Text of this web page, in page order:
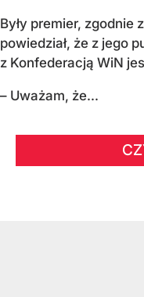
Były premier, zgodnie
powiedział, że z jego
z Konfederacją WiN
– Uważam, że...